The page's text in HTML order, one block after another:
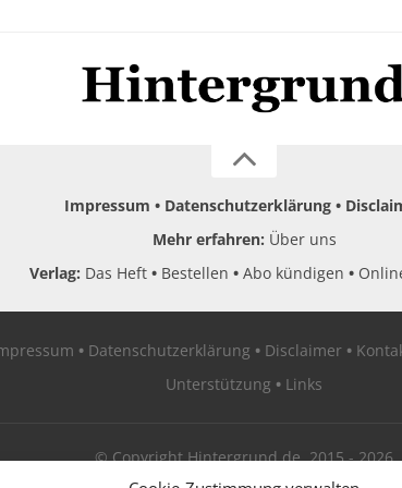
Impressum Datenschutzerklärung
Mehr erfahren: Über uns
Verlag: Das Heft Bestellen Abo kündigen
Datenschutzerklärung Disclaimer
Unterstützung
Links
© Copyright Hintergrund.de, 2015 - 2026